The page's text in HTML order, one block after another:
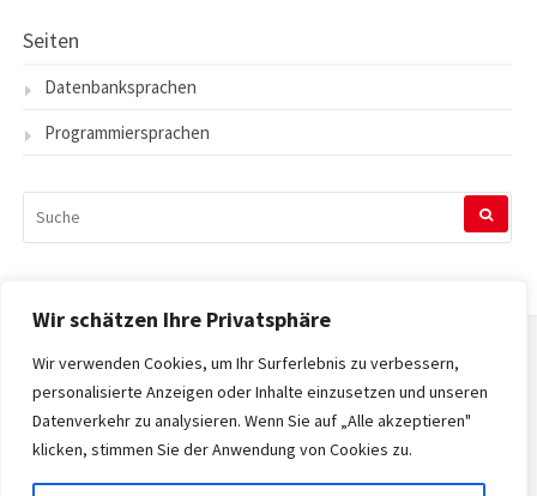
Wir schätzen Ihre Privatsphäre
Wir verwenden Cookies, um Ihr Surferlebnis zu verbessern,
personalisierte Anzeigen oder Inhalte einzusetzen und unseren
Datenverkehr zu analysieren. Wenn Sie auf „Alle akzeptieren"
klicken, stimmen Sie der Anwendung von Cookies zu.
Seiten
Datenbanksprachen
Programmiersprachen
NACH:
Startseite
Datenschutzerklärung